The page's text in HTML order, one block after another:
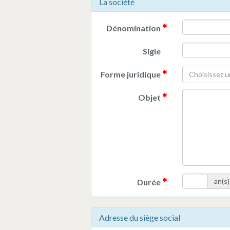
Dénomination
Sigle
Forme juridique Choisissez
Objet
Durée an(s)
Adresse du siège social